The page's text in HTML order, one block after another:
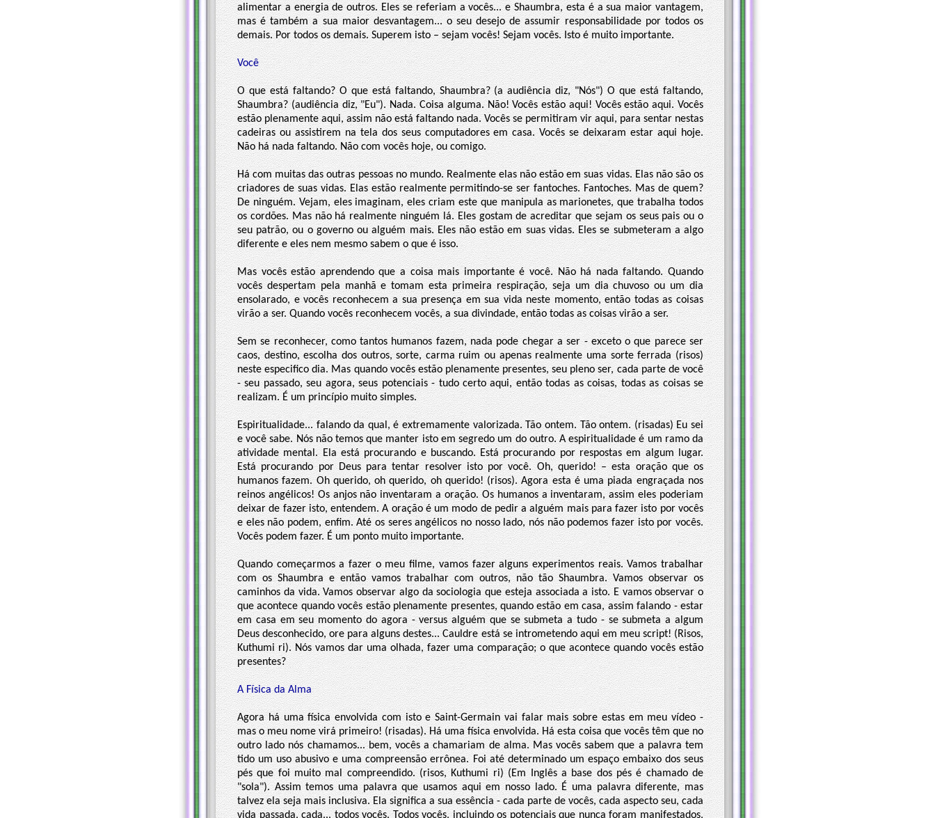
alimentar a energia de outros. Eles se referiam a vocês... e Shaumbra, esta é a sua maior vantagem,
mas é também a sua maior desvantagem... o seu desejo de assumir responsabilidade por todos os
demais. Por todos os demais. Superem isto – sejam vocês! Sejam vocês. Isto é muito importante.
Você
O que está faltando? O que está faltando, Shaumbra? (a audiência diz, "Nós") O que está faltando,
Shaumbra? (audiência diz, "Eu"). Nada. Coisa alguma. Não! Vocês estão aqui! Vocês estão aqui. Vocês
estão plenamente aqui, assim não está faltando nada. Vocês se permitiram vir aqui, para sentar nestas
cadeiras ou assistirem na tela dos seus computadores em casa. Vocês se deixaram estar aqui hoje.
Não há nada faltando. Não com vocês hoje, ou comigo.
Há com muitas das outras pessoas no mundo. Realmente elas não estão em suas vidas. Elas não são os
criadores de suas vidas. Elas estão realmente permitindo-se ser fantoches. Fantoches. Mas de quem?
De ninguém. Vejam, eles imaginam, eles criam este que manipula as marionetes, que trabalha todos
os cordões. Mas não há realmente ninguém lá. Eles gostam de acreditar que sejam os seus pais ou o
seu patrão, ou o governo ou alguém mais. Eles não estão em suas vidas. Eles se submeteram a algo
diferente e eles nem mesmo sabem o que é isso.
Mas vocês estão aprendendo que a coisa mais importante é você. Não há nada faltando. Quando
vocês despertam pela manhã e tomam esta primeira respiração, seja um dia chuvoso ou um dia
ensolarado, e vocês reconhecem a sua presença em sua vida neste momento, então todas as coisas
virão a ser. Quando vocês reconhecem vocês, a sua divindade, então todas as coisas virão a ser.
Sem se reconhecer, como tantos humanos fazem, nada pode chegar a ser - exceto o que parece ser
caos, destino, escolha dos outros, sorte, carma ruim ou apenas realmente uma sorte ferrada (risos)
neste especifico dia. Mas quando vocês estão plenamente presentes, seu pleno ser, cada parte de você
- seu passado, seu agora, seus potenciais - tudo certo aqui, então todas as coisas, todas as coisas se
realizam. É um princípio muito simples.
Espiritualidade... falando da qual, é extremamente valorizada. Tão ontem. Tão ontem. (risadas) Eu sei
e você sabe. Nós não temos que manter isto em segredo um do outro. A espiritualidade é um ramo da
atividade mental. Ela está procurando e buscando. Está procurando por respostas em algum lugar.
Está procurando por Deus para tentar resolver isto por você. Oh, querido! – esta oração que os
humanos fazem. Oh querido, oh querido, oh querido! (risos). Agora esta é uma piada engraçada nos
reinos angélicos! Os anjos não inventaram a oração. Os humanos a inventaram, assim eles poderiam
deixar de fazer isto, entendem. A oração é um modo de pedir a alguém mais para fazer isto por vocês
e eles não podem, enfim. Até os seres angélicos no nosso lado, nós não podemos fazer isto por vocês.
Vocês podem fazer. É um ponto muito importante.
Quando começarmos a fazer o meu filme, vamos fazer alguns experimentos reais. Vamos trabalhar
com os Shaumbra e então vamos trabalhar com outros, não tão Shaumbra. Vamos observar os
caminhos da vida. Vamos observar algo da sociologia que esteja associada a isto. E vamos observar o
que acontece quando vocês estão plenamente presentes, quando estão em casa, assim falando - estar
em casa em seu momento do agora - versus alguém que se submeta a tudo - se submeta a algum
Deus desconhecido, ore para alguns destes... Cauldre está se intrometendo aqui em meu script! (Risos,
Kuthumi ri). Nós vamos dar uma olhada, fazer uma comparação; o que acontece quando vocês estão
presentes?
A Física da Alma
Agora há uma física envolvida com isto e Saint-Germain vai falar mais sobre estas em meu vídeo -
mas o meu nome virá primeiro! (risadas). Há uma física envolvida. Há esta coisa que vocês têm que no
outro lado nós chamamos... bem, vocês a chamariam de alma. Mas vocês sabem que a palavra tem
tido um uso abusivo e uma compreensão errônea. Foi até determinado um espaço embaixo dos seus
pés que foi muito mal compreendido. (risos, Kuthumi ri) (Em Inglês a base dos pés é chamado de
"sola"). Assim temos uma palavra que usamos aqui em nosso lado. É uma palavra diferente, mas
talvez ela seja mais inclusiva. Ela significa a sua essência - cada parte de vocês, cada aspecto seu, cada
vida passada, cada... todos vocês. Todos vocês, incluindo os potenciais que nunca foram manifestados,